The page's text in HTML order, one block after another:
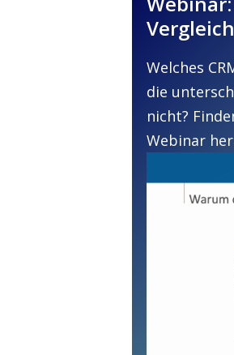
Welches
die
nicht?
Webinar
0211 9462 8572-51
info@customer-first-
Ihre Anfrage